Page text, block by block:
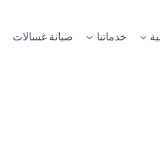
خدماتنا صيانة غسالات